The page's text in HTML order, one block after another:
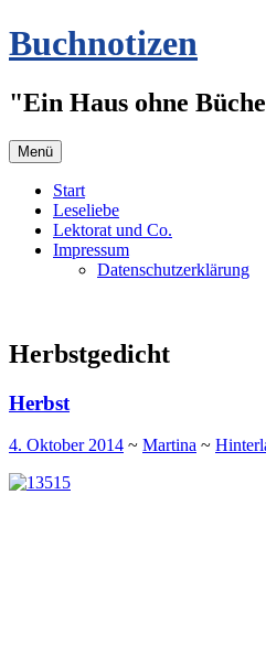
Zum
Inhalt
Buchnotizen
"Ein Haus ohne
Menü
Start
Leseliebe
Lektorat und Co.
Impressum
Datenschutzerklärung
Herbstgedicht
Herbst
4. Oktober 2014 ~ Martina ~